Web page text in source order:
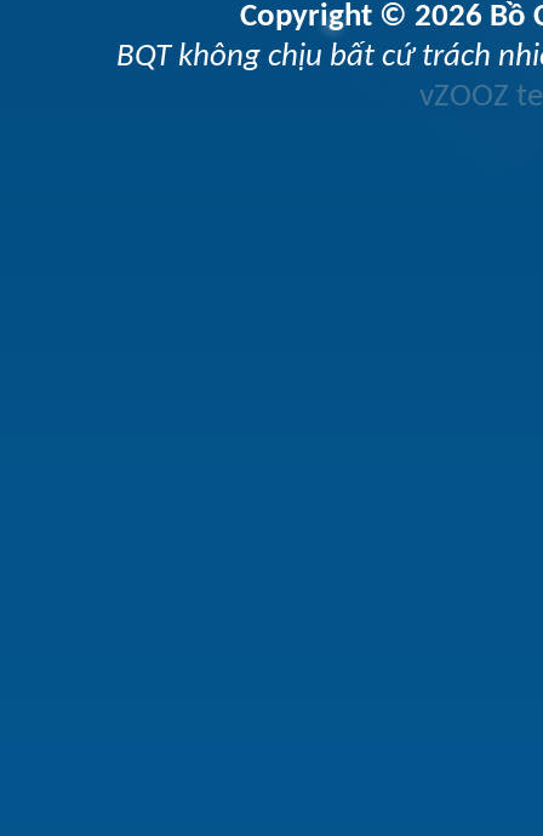
Copyright © 2026 Bồ
BQT không chịu bất cứ trách
vZOOZ